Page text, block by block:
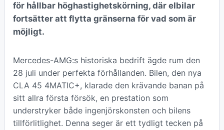
för hållbar höghastighetskörning, där elbilar
fortsätter att flytta gränserna för vad som är
möjligt.
Mercedes-AMG:s historiska bedrift ägde rum den
28 juli under perfekta förhållanden. Bilen, den nya
CLA 45 4MATIC+, klarade den krävande banan på
sitt allra första försök, en prestation som
understryker både ingenjörskonsten och bilens
tillförlitlighet. Denna seger är ett tydligt tecken på